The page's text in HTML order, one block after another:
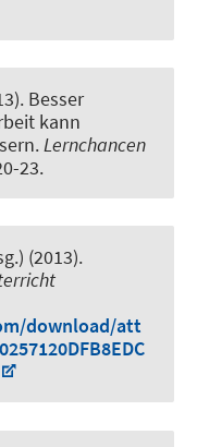
Besser
kann
.Lernchancen
23.
(2013).
download/att